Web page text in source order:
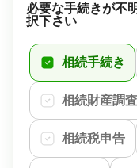
必要な手続きが不
択下さい
相続手続き
相続財産調査
相続税申告